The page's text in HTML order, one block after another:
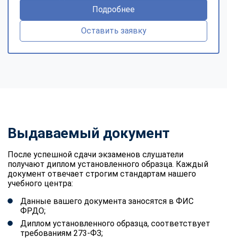
Подробнее
Оставить заявку
Выдаваемый документ
После успешной сдачи экзаменов слушатели
получают диплом установленного образца. Каждый
документ отвечает строгим стандартам нашего
учебного центра:
Данные вашего документа заносятся в ФИС
ФРДО;
Диплом установленного образца, соответствует
требованиям 273-ФЗ;